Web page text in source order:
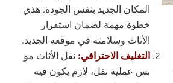
المكان الجديد بنفس الجودة. هذي
خطوة مهمة لضمان استقرار
الأثاث وسلامته في موقعه الجديد.
التغليف الاحترافي: نقل الأثاث مو
بس عملية نقل، لازم يكون فيه